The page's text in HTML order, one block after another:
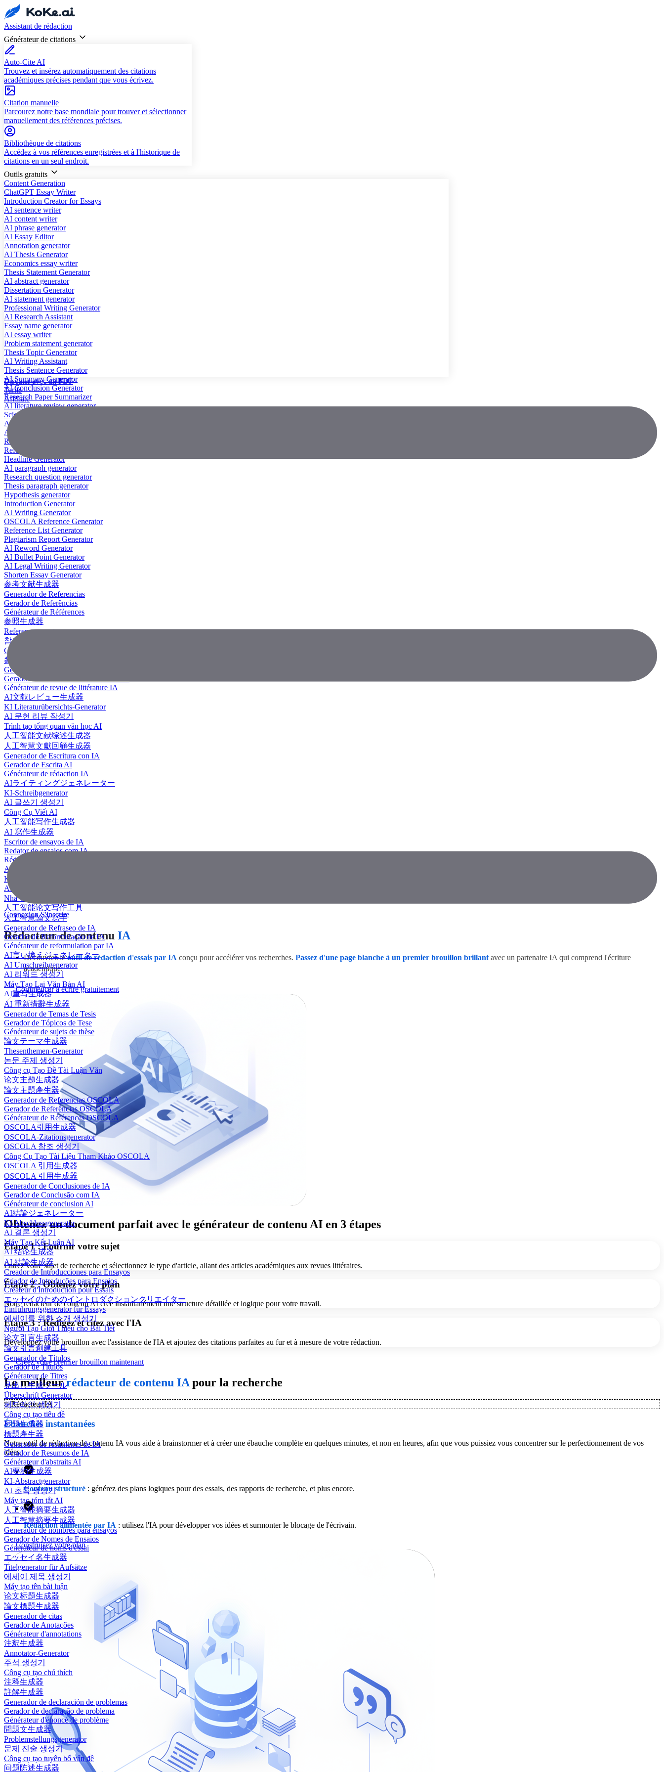
Assistant de rédaction
Générateur de citations
Auto-Cite AI
Trouvez et insérez automatiquement des citations
académiques précises pendant que vous écrivez.
Citation manuelle
Parcourez notre base mondiale pour trouver et sélectionner
manuellement des références précises.
Bibliothèque de citations
Accédez à vos références enregistrées et à l'historique de
citations en un seul endroit.
Outils gratuits
Content Generation
ChatGPT Essay Writer
Introduction Creator for Essays
AI sentence writer
AI content writer
AI phrase generator
AI Essay Editor
Annotation generator
AI Thesis Generator
Economics essay writer
Thesis Statement Generator
AI abstract generator
Dissertation Generator
AI statement generator
Professional Writing Generator
AI Research Assistant
Essay name generator
AI essay writer
Problem statement generator
Thesis Topic Generator
AI Writing Assistant
Thesis Sentence Generator
AI Summary Generator
AI Conclusion Generator
Research Paper Summarizer
AI literature review generator
Scientific Paper Summarizer
AI case study generator
AI Research Paper Generator
Research Title Generator
Reference Generator
Headline Generator
AI paragraph generator
Research question generator
Thesis paragraph generator
Hypothesis generator
Introduction Generator
AI Writing Generator
OSCOLA Reference Generator
Reference List Generator
Plagiarism Report Generator
AI Reword Generator
AI Bullet Point Generator
AI Legal Writing Generator
Shorten Essay Generator
参考文献生成器
Generador de Referencias
Gerador de Referências
Générateur de Références
参照生成器
Referenzgenerator
참조 생성기
Công Cụ Tạo Tài Liệu Tham Khảo
參考文獻生成器
Generador de revisión literaria con IA
Gerador de Revisão de Literatura em IA
Générateur de revue de littérature IA
AI文献レビュー生成器
KI Literaturübersichts-Generator
AI 문헌 리뷰 작성기
Trình tạo tổng quan văn học AI
人工智能文献综述生成器
人工智慧文獻回顧生成器
Generador de Escritura con IA
Gerador de Escrita AI
Générateur de rédaction IA
AIライティングジェネレーター
KI-Schreibgenerator
AI 글쓰기 생성기
Công Cụ Viết AI
人工智能写作生成器
AI 寫作生成器
Escritor de ensayos de IA
Redator de ensaios com IA
Rédacteur d'essais IA
AIエッセイライター
KI Essay-Schreiber
AI 에세이 작성기
Nhà văn luận văn AI
人工智能论文写作工具
人工智慧論文寫手
Generador de Refraseo de IA
Gerador de Reformulação de IA
Générateur de reformulation par IA
AI言い換えジェネレーター
AI Umschreibgenerator
AI 리워드 생성기
Máy Tạo Lại Văn Bản AI
AI重写生成器
AI 重新措辭生成器
Generador de Temas de Tesis
Gerador de Tópicos de Tese
Générateur de sujets de thèse
論文テーマ生成器
Thesenthemen-Generator
논문 주제 생성기
Công cụ Tạo Đề Tài Luận Văn
论文主题生成器
論文主題產生器
Generador de Referencias OSCOLA
Gerador de Referências OSCOLA
Générateur de Références OSCOLA
OSCOLA引用生成器
OSCOLA-Zitationsgenerator
OSCOLA 참조 생성기
Công Cụ Tạo Tài Liệu Tham Khảo OSCOLA
OSCOLA 引用生成器
OSCOLA 引用生成器
Generador de Conclusiones de IA
Gerador de Conclusão com IA
Générateur de conclusion AI
AI結論ジェネレーター
KI Abschlussgenerator
AI 결론 생성기
Máy Tạo Kết Luận AI
AI 结论生成器
AI 結論生成器
Creador de Introducciones para Ensayos
Criador de Introduções para Ensaios
Créateur d'Introduction pour Essais
エッセイのためのイントロダクションクリエイター
Einführungsgenerator für Essays
에세이를 위한 소개 생성기
Người Tạo Giới Thiệu cho Bài Tiết
论文引言生成器
論文引言創建工具
Generador de Títulos
Gerador de Títulos
Générateur de Titres
見出し生成ツール
Überschrift Generator
헤드라인 생성기
Công cụ tạo tiêu đề
标题生成器
標題產生器
Generador de resúmenes de IA
Gerador de Resumos de IA
Générateur d'abstraits AI
AI要約生成器
KI-Abstractgenerator
AI 초록 생성기
Máy tạo tóm tắt AI
人工智能摘要生成器
人工智慧摘要生成器
Generador de nombres para ensayos
Gerador de Nomes de Ensaios
Générateur de noms d'essai
エッセイ名生成器
Titelgenerator für Aufsätze
에세이 제목 생성기
Máy tạo tên bài luận
论文标题生成器
論文標題生成器
Generador de citas
Gerador de Anotações
Générateur d'annotations
注釈生成器
Annotator-Generator
주석 생성기
Công cụ tạo chú thích
注释生成器
註解生成器
Generador de declaración de problemas
Gerador de declaração de problema
Générateur d'énoncé de problème
問題文生成器
Problemstellungsgenerator
문제 진술 생성기
Công cụ tạo tuyên bố vấn đề
问题陈述生成器
Discuter avec un PDF
Tarifs
Affiliate
ConnexionS'inscrire
Rédacteur de contenu IA
Découvrez leoutil de rédaction d'essais par IA conçu pour accélérer vos recherches. Passez d'une page blanche à un premier brouillon brillant avec un partenaire IA qui comprend l'écriture
académique.
Commencer à écrire gratuitement
Obtenez un document parfait avec le générateur de contenu AI en 3 étapes
Étape 1 : Fournir votre sujet
Entrez votre sujet de recherche et sélectionnez le type d'article, allant des articles académiques aux revues littéraires.
Étape 2 : Obtenez votre plan
Notre rédacteur de contenu AI crée instantanément une structure détaillée et logique pour votre travail.
Étape 3 : Rédigez et citez avec l'IA
Développez votre brouillon avec l'assistance de l'IA et ajoutez des citations parfaites au fur et à mesure de votre rédaction.
Créez votre premier brouillon maintenant
Le meilleurrédacteur de contenu IApour la recherche
✨Rédacteur IA
Ébauches instantanées
Notre outil de rédaction de contenu IA vous aide à brainstormer et à créer une ébauche complète en quelques minutes, et non en heures, afin que vous puissiez vous concentrer sur le perfectionnement de vos
idées.
Contenu structuré : générez des plans logiques pour des essais, des rapports de recherche, et plus encore.
Rédaction alimentée par IA : utilisez l'IA pour développer vos idées et surmonter le blocage de l'écrivain.
Construisez votre plan